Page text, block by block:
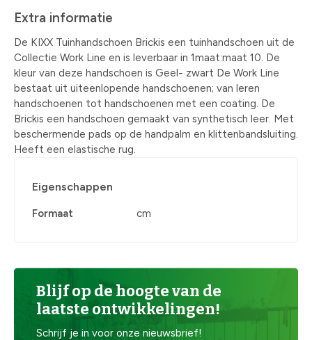
Extra informatie
De KIXX Tuinhandschoen Brickis een tuinhandschoen uit de
Collectie Work Line en is leverbaar in 1maat:maat 10. De
kleur van deze handschoen is Geel- zwart De Work Line
bestaat uit uiteenlopende handschoenen; van leren
handschoenen tot handschoenen met een coating. De
Brickis een handschoen gemaakt van synthetisch leer. Met
beschermende pads op de handpalm en klittenbandsluiting.
Heeft een elastische rug.
Eigenschappen
Formaat cm
Blijf op de hoogte van de
laatste ontwikkelingen!
Schrijf je in voor onze nieuwsbrief!